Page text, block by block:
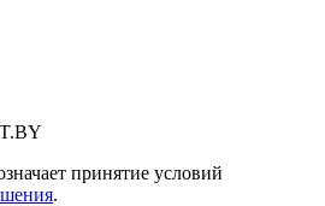
принятие условий
.